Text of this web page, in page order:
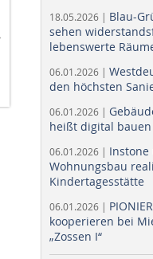
18.05.2026 | Blau-
sehen
lebenswerte
06.01.2026 |
den höchsten
06.01.2026 |
heißt digital bauen
06.01.2026 |
Wohnungsbau
Kindertagesstätte
06.01.2026 |
kooperieren bei
„Zossen I“